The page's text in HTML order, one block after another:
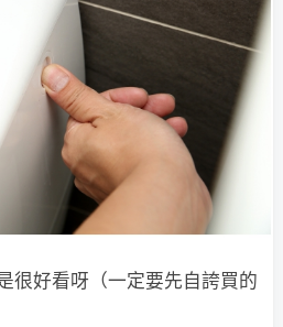
很好看呀（一定要先自誇買的